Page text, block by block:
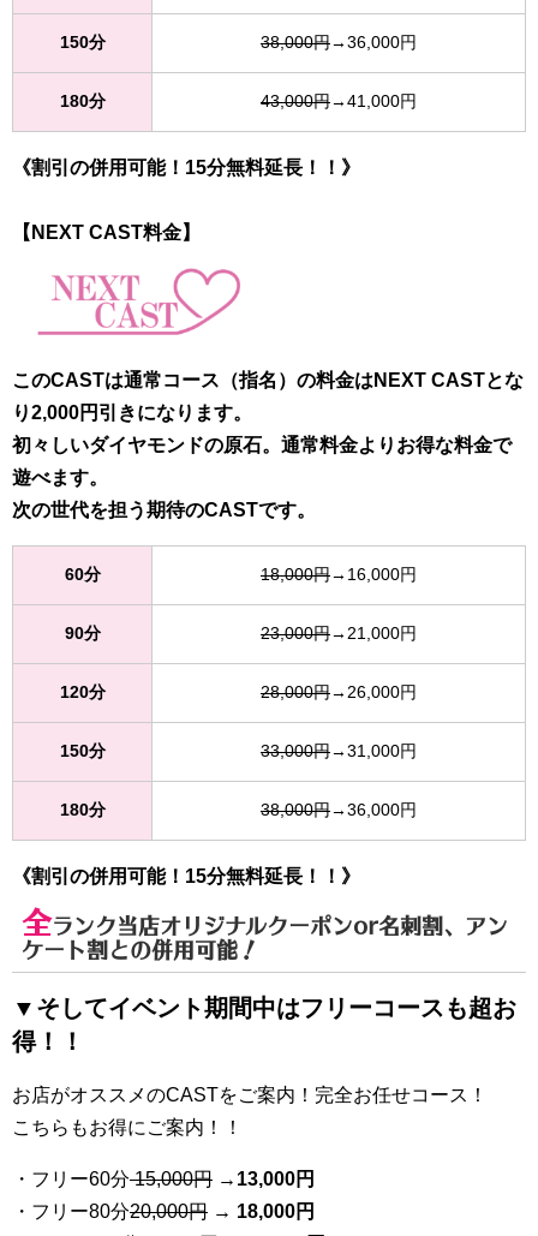
150分 38,000円→36,000円
180分 43,000円→41,000円
《割引の併用可能！15分無料延長！！》
【NEXT CAST料金】
このCASTは通常コース（指名）の料金はNEXT CASTとな
り2,000円引きになります。
初々しいダイヤモンドの原石。通常料金よりお得な料金で
遊べます。
次の世代を担う期待のCASTです。
60分 18,000円→16,000円
90分 23,000円→21,000円
120分 28,000円→26,000円
150分 33,000円→31,000円
180分 38,000円→36,000円
《割引の併用可能！15分無料延長！！》
全ランク当店オリジナルクーポンor名刺割、アン
ケート割との併用可能！
▼そしてイベント期間中はフリーコースも超お
得！！
お店がオススメのCASTをご案内！完全お任せコース！
こちらもお得にご案内！！
・フリー60分15,000円 → 13,000円
・フリー80分20,000円 → 18,000円